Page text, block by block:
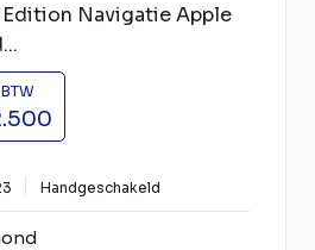
Edition Navigatie Apple
Handgeschakeld